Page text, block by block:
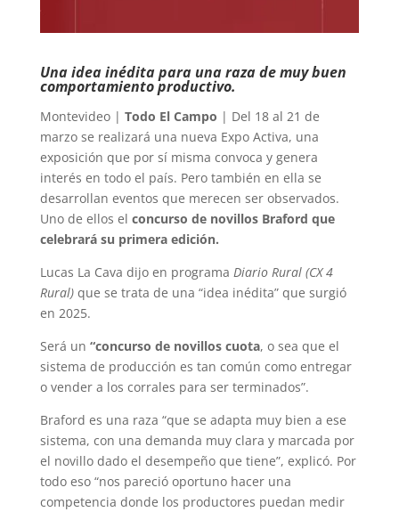
Una idea inédita para una raza de muy buen
comportamiento productivo.
Montevideo | Todo El Campo | Del 18 al 21 de
marzo se realizará una nueva Expo Activa, una
exposición que por sí misma convoca y genera
interés en todo el país. Pero también en ella se
desarrollan eventos que merecen ser observados.
Uno de ellos el concurso de novillos Braford que
celebrará su primera edición.
Lucas La Cava dijo en programa Diario Rural (CX 4
Rural)que se trata de una “idea inédita” que surgió
en 2025.
Será un “concurso de novillos cuota, o sea que el
sistema de producción es tan común como entregar
o vender a los corrales para ser terminados”.
Braford es una raza “que se adapta muy bien a ese
sistema, con una demanda muy clara y marcada por
el novillo dado el desempeño que tiene”, explicó. Por
todo eso “nos pareció oportuno hacer una
competencia donde los productores puedan medir